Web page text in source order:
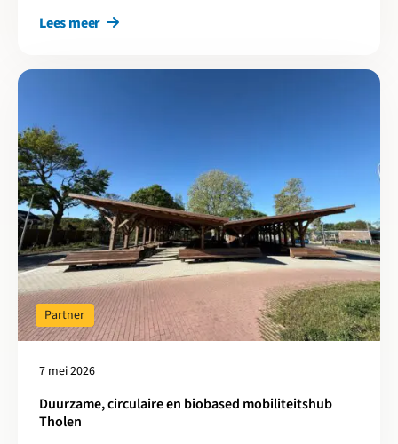
Lees meer
7 mei 2026
Duurzame, circulaire en biobased mobiliteitshub
Tholen
Partner
Lees meer over Duurzame, circulaire en biobased